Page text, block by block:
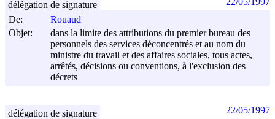
De:
Rouaud
Objet:
dans la limite des attributions du premier bureau des
personnels des services déconcentrés et au nom du
ministre du travail et des affaires sociales, tous actes,
arrêtés, décisions ou conventions, à l'exclusion des
décrets
délégation de signature
délégation de signature 22/05/1997